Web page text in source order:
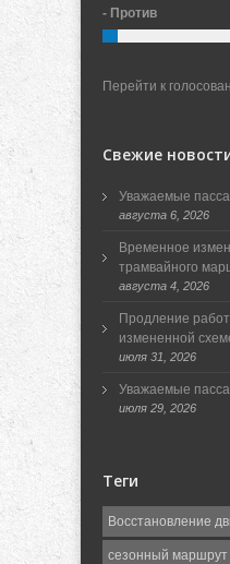
- Против
Перейти к
Свежие
Уважаемые
августа 6, 2026
Временное
трамвайного
августа 4, 2026
Продление
измененной
июля 31, 2026
Уважаемые
июля 29, 2026
Теги
Восстановление
сезонный маршрут